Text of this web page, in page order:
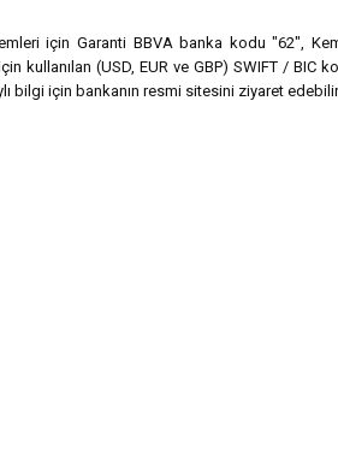
için Garanti BBVA banka kodu "62",
kullanılan (USD, EUR ve GBP) SWIFT / BIC
bilgi için bankanın resmi sitesini ziyaret